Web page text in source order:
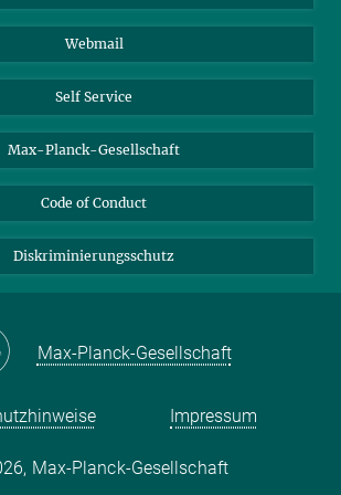
inspirierte Materialien
Webmail
Self Service
Max-Planck-Gesellschaft
Code of Conduct
Diskriminierungsschutz
Max-Planck-Gesellschaft
Impressum
Max-Planck-Gesellschaft